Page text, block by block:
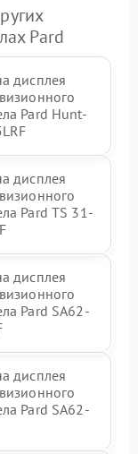
Pard
дисплея
Pard Hunt-
дисплея
Pard TS 31-
дисплея
Pard SA62-
дисплея
Pard SA62-